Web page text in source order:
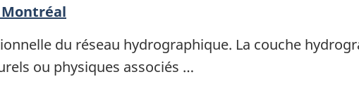
du réseau hydrographique. La couche
ou physiques associés …